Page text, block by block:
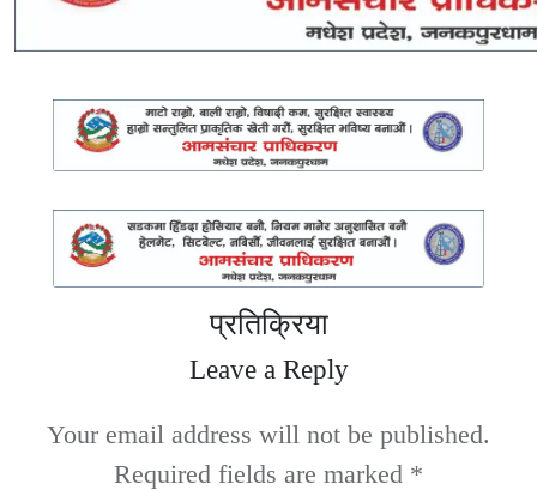
प्रतिक्रिया
Leave a Reply
Your email address will not be published.
Required fields are marked *